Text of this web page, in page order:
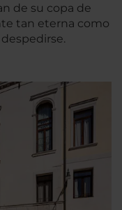
de su copa de
tan eterna como